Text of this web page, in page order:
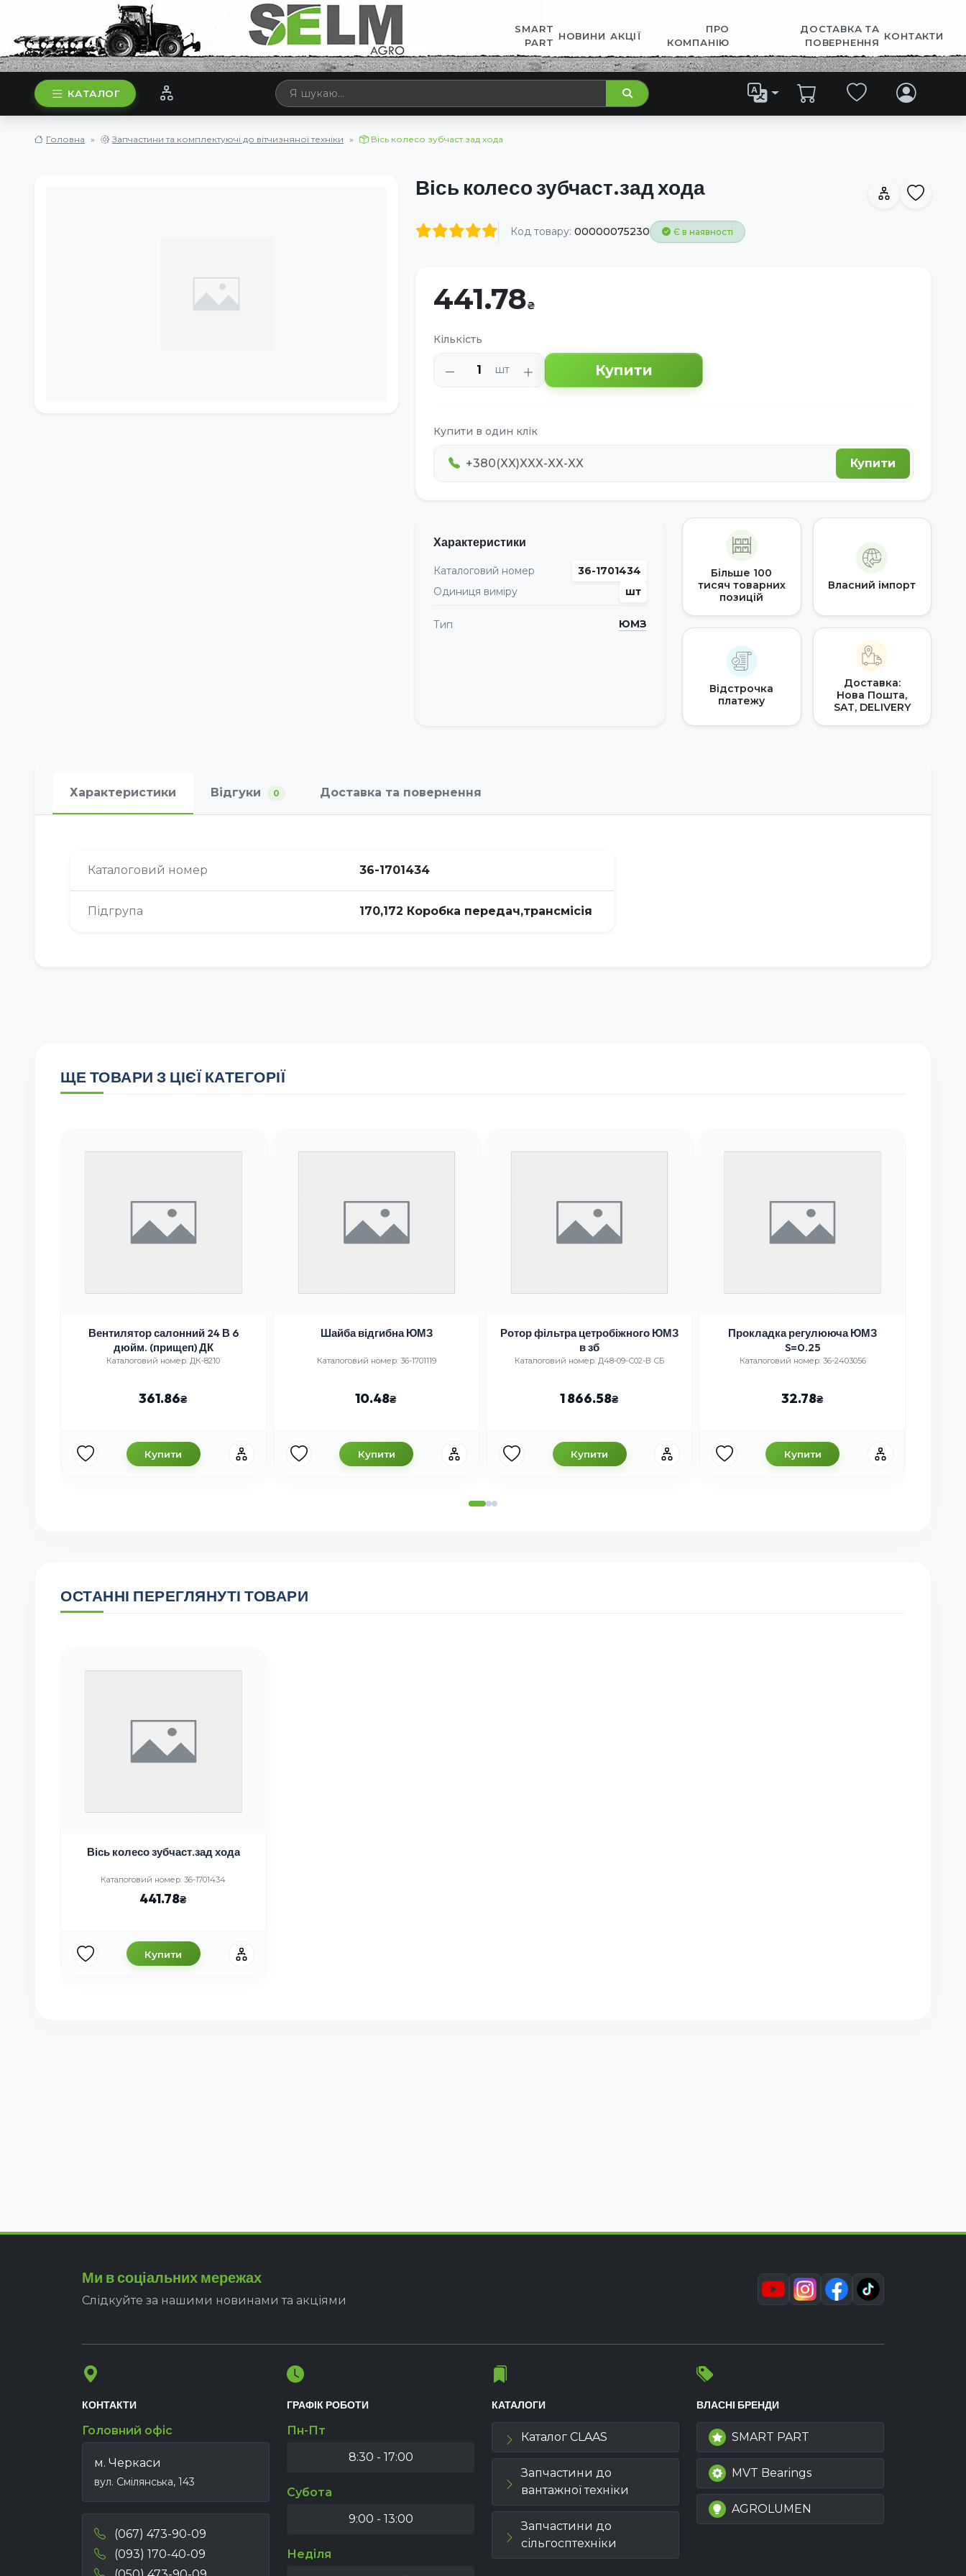
SMART
PART
НОВИНИ АКЦІЇ
ПРО
КОМПАНІЮ
ДОСТАВКА ТА
ПОВЕРНЕННЯ
КОНТАКТИ
КАТАЛОГ
Головна Запчастини та комплектуючі до вітчизняної техніки Вісь колесо зубчаст.зад хода
Вісь колесо зубчаст.зад хода
Код товару: 00000075230 Є в наявності
441.78
Кількість
шт Купити
Купити в один клік
Купити
Характеристики
Каталоговий номер
36-1701434
Одиниця виміру
шт
Тип ЮМЗ
Більше 100
тисяч товарних
позицій
Власний імпорт
Відстрочка
платежу
Доставка:
Нова Пошта,
SAT, DELIVERY
Характеристики Відгуки 0 Доставка та повернення
Каталоговий номер 36-1701434
Підгрупа 170,172 Коробка передач,трансмісія
ЩЕ ТОВАРИ З ЦІЄЇ КАТЕГОРІЇ
Вентилятор салонний 24 В 6
дюйм. (прищеп) ДК
Каталоговий номер: ДК-8210
361.86
Купити
Шайба відгибна ЮМЗ
Каталоговий номер: 36-1701119
10.48
Купити
Ротор фільтра цетробіжного ЮМЗ
в зб
Каталоговий номер: Д48-09-С02-В СБ
1 866.58
Купити
Прокладка регулююча ЮМЗ
S=0.25
Каталоговий номер: 36-2403056
32.78
Купити
ОСТАННІ ПЕРЕГЛЯНУТІ ТОВАРИ
Вісь колесо зубчаст.зад хода
Каталоговий номер: 36-1701434
441.78
Купити
Ми в соціальних мережах
Слідкуйте за нашими новинами та акціями
КОНТАКТИ
Головний офіс
м. Черкаси
вул. Смілянська, 143
(067) 473-90-09
(093) 170-40-09
ГРАФІК РОБОТИ
Пн-Пт
8:30 - 17:00
Субота
9:00 - 13:00
Неділя
КАТАЛОГИ
Каталог CLAAS
Запчастини до
вантажної техніки
Запчастини до
сільгосптехніки
ВЛАСНІ БРЕНДИ
SMART PART
MVT Bearings
AGROLUMEN